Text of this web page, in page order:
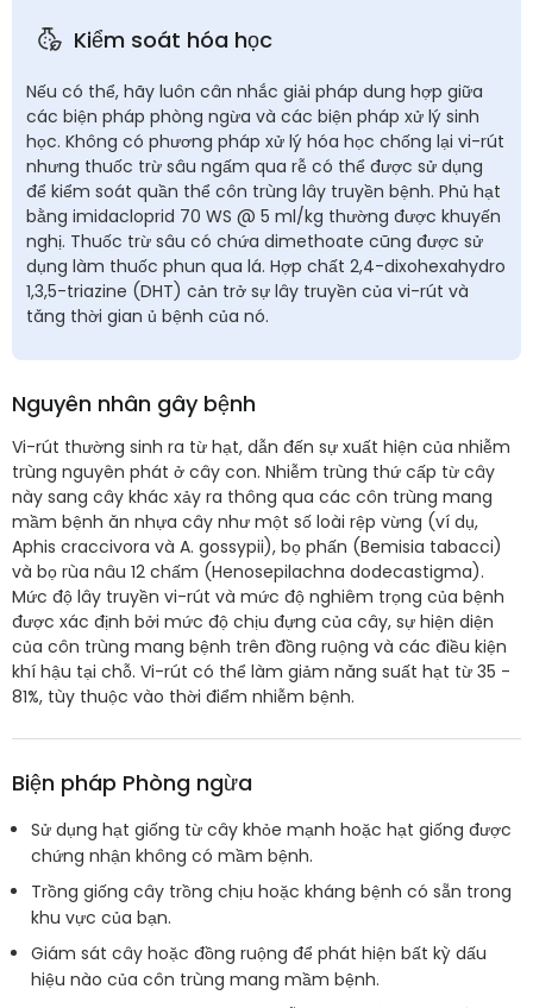
Kiểm soát hóa học
Nếu có thể, hãy luôn cân nhắc giải pháp dung hợp giữa
các biện pháp phòng ngừa và các biện pháp xử lý sinh
học. Không có phương pháp xử lý hóa học chống lại vi-rút
nhưng thuốc trừ sâu ngấm qua rễ có thể được sử dụng
để kiểm soát quần thể côn trùng lây truyền bệnh. Phủ hạt
bằng imidacloprid 70 WS @ 5 ml/kg thường được khuyến
nghị. Thuốc trừ sâu có chứa dimethoate cũng được sử
dụng làm thuốc phun qua lá. Hợp chất 2,4-dixohexahydro
1,3,5-triazine (DHT) cản trở sự lây truyền của vi-rút và
tăng thời gian ủ bệnh của nó.
Nguyên nhân gây bệnh
Vi-rút thường sinh ra từ hạt, dẫn đến sự xuất hiện của nhiễm
trùng nguyên phát ở cây con. Nhiễm trùng thứ cấp từ cây
này sang cây khác xảy ra thông qua các côn trùng mang
mầm bệnh ăn nhựa cây như một số loài rệp vừng (ví dụ,
Aphis craccivora và A. gossypii), bọ phấn (Bemisia tabacci)
và bọ rùa nâu 12 chấm (Henosepilachna dodecastigma).
Mức độ lây truyền vi-rút và mức độ nghiêm trọng của bệnh
được xác định bởi mức độ chịu đựng của cây, sự hiện diện
của côn trùng mang bệnh trên đồng ruộng và các điều kiện
khí hậu tại chỗ. Vi-rút có thể làm giảm năng suất hạt từ 35 -
81%, tùy thuộc vào thời điểm nhiễm bệnh.
Biện pháp Phòng ngừa
Sử dụng hạt giống từ cây khỏe mạnh hoặc hạt giống được
chứng nhận không có mầm bệnh.
Trồng giống cây trồng chịu hoặc kháng bệnh có sẵn trong
khu vực của bạn.
Giám sát cây hoặc đồng ruộng để phát hiện bất kỳ dấu
hiệu nào của côn trùng mang mầm bệnh.